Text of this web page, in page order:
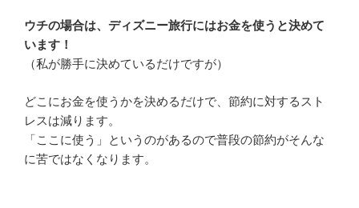
ウチの場合は、ディズニー旅行にはお金を使うと決めて
います！
（私が勝手に決めているだけですが）
どこにお金を使うかを決めるだけで、節約に対するスト
レスは減ります。
「ここに使う」というのがあるので普段の節約がそんな
に苦ではなくなります。